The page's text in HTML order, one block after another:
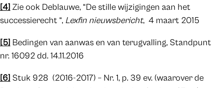
[4] Zie ook Deblauwe, “De stille wijzigingen aan het
successierecht “, Lexfin nieuwsbericht, 4 maart 2015
[5] Bedingen van aanwas en van terugvalling, Standpunt
nr. 16092 dd. 14.11.2016
[6] Stuk 928 (2016-2017) – Nr. 1, p. 39 ev. (waarover de